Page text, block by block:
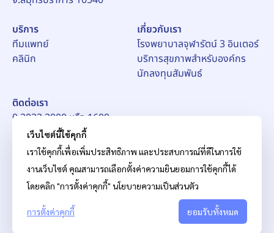
บริการ
ทีมแพทย์
คลินิก
เกี่ยวกับเรา
โรงพยาบาลจุฬารัตน์ 3 อินเตอร์
บริการสุขภาพสำหรับองค์กร
นักลงทุนสัมพันธ์
ติดต่อเรา
0 2033 2900 หรือ 1609
อีเมล์:pr_ch3@chularat.com
© สงวนลิขสิทธิ์ บริษัท โรงพยาบาลจุฬารัตน์ จำกัด (มหาชน)
เว็บไซต์นี้ใช้คุกกี้
เราใช้คุกกี้เพื่อเพิ่มประสิทธิภาพ และประสบการณ์ที่ดีในการใช้
งานเว็บไซต์ คุณสามารถเลือกตั้งค่าความยินยอมการใช้คุกกี้ได้
โดยคลิก "การตั้งค่าคุกกี้" นโยบายความเป็นส่วนตัว
การตั้งค่าคุกกี้ ยอมรับทั้งหมด